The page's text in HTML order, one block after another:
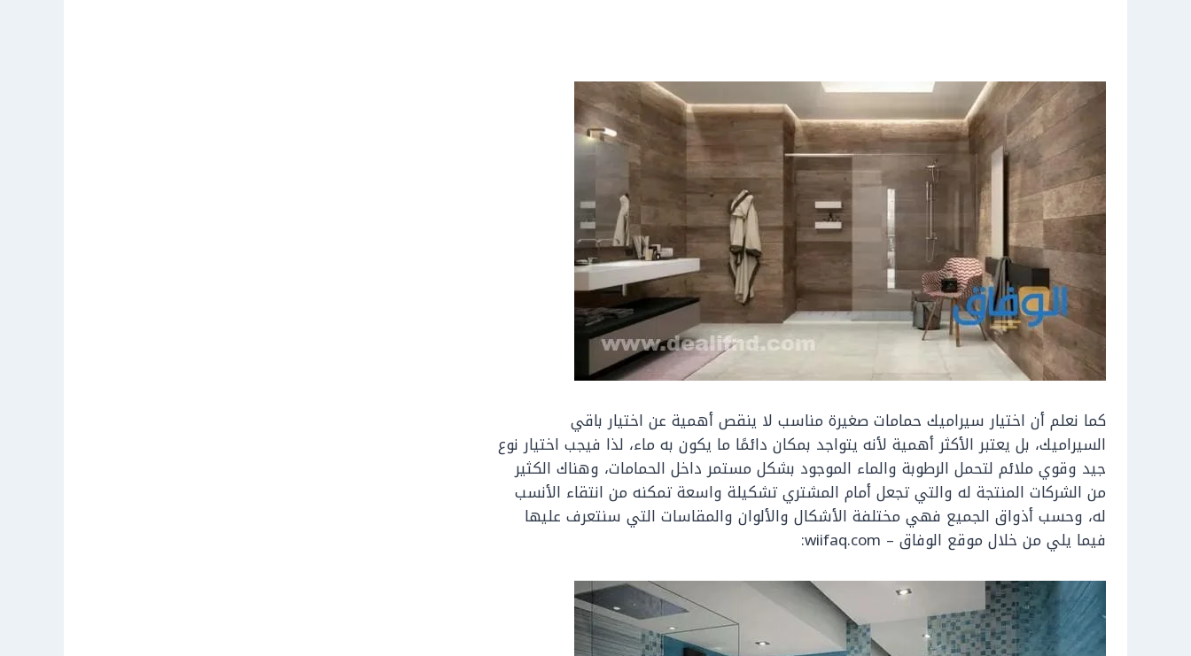
كما نعلم أن اختيار سيراميك حمامات صغيرة مناسب لا ينقص أهمية عن اختيار باقي
السيراميك، بل يعتبر الأكثر أهمية لأنه يتواجد بمكان دائمًا ما يكون به ماء، لذا فيجب اختيار نوع
جيد وقوي ملائم لتحمل الرطوبة والماء الموجود بشكل مستمر داخل الحمامات، وهناك الكثير
من الشركات المنتجة له والتي تجعل أمام المشتري تشكيلة واسعة تمكنه من انتقاء الأنسب
له، وحسب أذواق الجميع فهي مختلفة الأشكال والألوان والمقاسات التي سنتعرف عليها
فيما يلي من خلال موقع الوفاق – wiifaq.com: